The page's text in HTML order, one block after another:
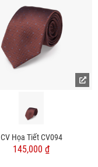
CV Họa Tiết CV094
145,000 ₫